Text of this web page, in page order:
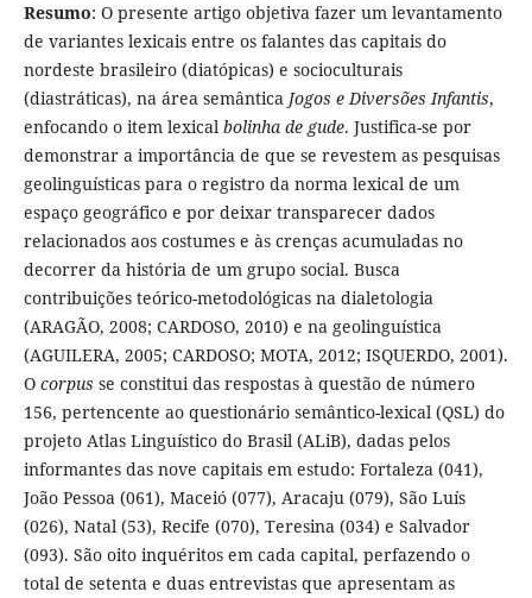
Resumo: O presente artigo objetiva fazer um levantamento
de variantes lexicais entre os falantes das capitais do
nordeste brasileiro (diatópicas) e socioculturais
(diastráticas), na área semântica Jogos e Diversões Infantis,
enfocando o item lexical bolinha de gude. Justifica-se por
demonstrar a importância de que se revestem as pesquisas
geolinguísticas para o registro da norma lexical de um
espaço geográfico e por deixar transparecer dados
relacionados aos costumes e às crenças acumuladas no
decorrer da história de um grupo social. Busca
contribuições teórico-metodológicas na dialetologia
(ARAGÃO, 2008; CARDOSO, 2010) e na geolinguística
(AGUILERA, 2005; CARDOSO; MOTA, 2012; ISQUERDO, 2001).
O corpus se constitui das respostas à questão de número
156, pertencente ao questionário semântico-lexical (QSL) do
projeto Atlas Linguístico do Brasil (ALiB), dadas pelos
informantes das nove capitais em estudo: Fortaleza (041),
João Pessoa (061), Maceió (077), Aracaju (079), São Luís
(026), Natal (53), Recife (070), Teresina (034) e Salvador
(093). São oito inquéritos em cada capital, perfazendo o
total de setenta e duas entrevistas que apresentam as